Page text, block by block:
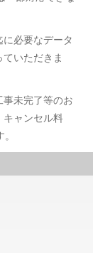
に必要なデータ
いただきま
事未完了等のお
キャンセル料